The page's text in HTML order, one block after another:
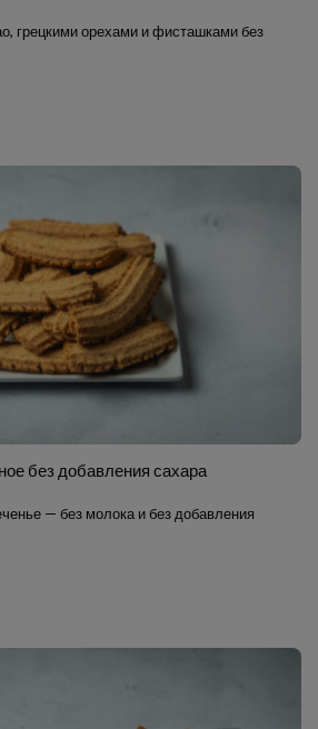
грецкими орехами и фисташками без
без добавления сахара
— без молока и без добавления